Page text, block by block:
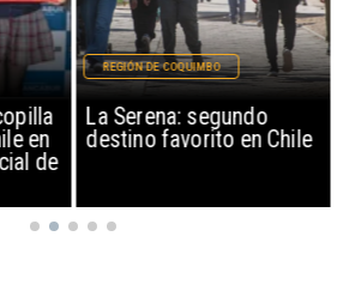
en
de
La Serena: segundo
destino favorito en Chile
REGIÓN DE COQUIMBO